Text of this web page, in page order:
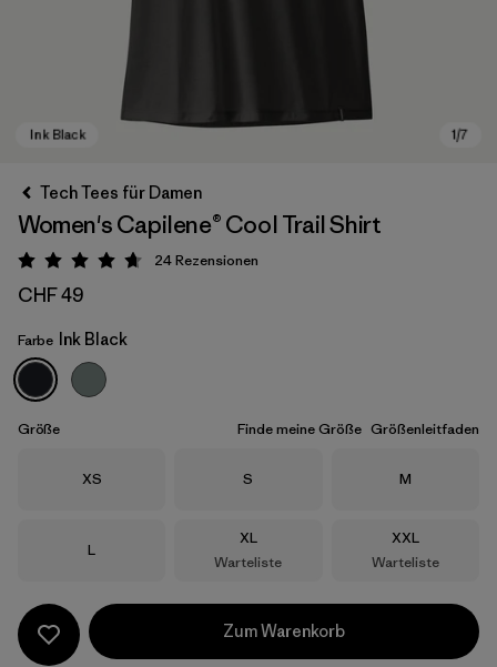
Ink Black
Tech Tees für Damen
Women's Capilene® Cool Trail Shirt
Bewertung: 4.7 / 5
24Rezensionen
CHF 49
Farbe Ink Black
Größe Finde meine Größe Größenleitfaden
Größe
XS Größe
S Größe
M
Größe
L
Größe
XL
Warteliste
Größe
XXL
Warteliste
Zum Warenkorb